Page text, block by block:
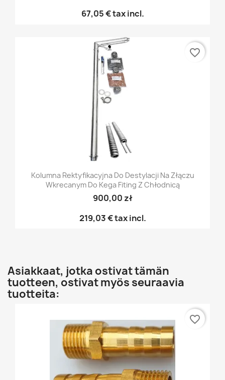
67,05 €tax incl.
Kolumna Rektyfikacyjna Do Destylacji Na Złączu
Wkrecanym Do Kega Fiting Z Chłodnicą
900,00 zł
219,03 €tax incl.
favorite_border
Asiakkaat, jotka ostivat tämän
tuotteen, ostivat myös seuraavia
tuotteita:
favorite_border